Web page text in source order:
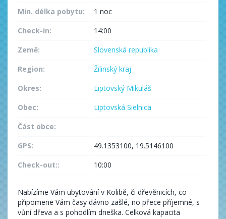
Min. délka pobytu:
1 noc
Check-in:
14:00
Země:
Slovenská republika
Region:
Žilinský kraj
Okres:
Liptovský Mikuláš
Obec:
Liptovská Sielnica
Část obce:
GPS:
49.1353100, 19.5146100
Check-out::
10:00
Nabízíme Vám ubytování v Kolibě, či dřevěnicích, co
připomene Vám časy dávno zašlé, no přece příjemné, s
vůní dřeva a s pohodlím dneška. Celková kapacita